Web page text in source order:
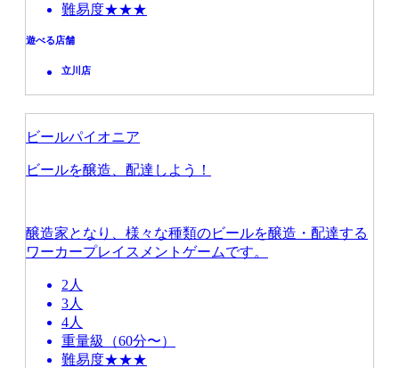
難易度★★★
遊べる店舗
立川店
ビールパイオニア
ビールを醸造、配達しよう！
醸造家となり、様々な種類のビールを醸造・配達する
ワーカープレイスメントゲームです。
2人
3人
4人
重量級（60分〜）
難易度★★★